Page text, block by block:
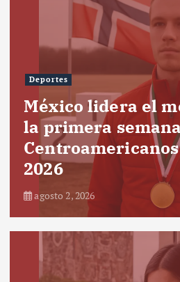
Deportes
México lidera el
la primera
2026
agosto 2, 2026